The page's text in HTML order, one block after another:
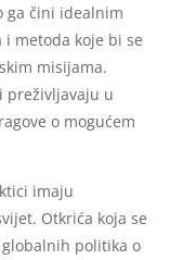
ga čini idealnim
metoda koje bi se
misijama.
preživljavaju u
o mogućem
imaju
Otkrića koja se
politika o